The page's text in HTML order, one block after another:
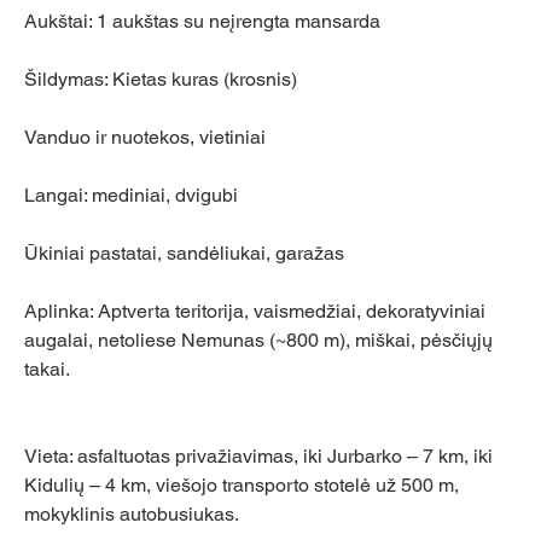
Aukštai: 1 aukštas su neįrengta mansarda
Šildymas: Kietas kuras (krosnis)
Vanduo ir nuotekos, vietiniai
Langai: mediniai, dvigubi
Ūkiniai pastatai, sandėliukai, garažas
Aplinka: Aptverta teritorija, vaismedžiai, dekoratyviniai
augalai, netoliese Nemunas (~800 m), miškai, pėsčiųjų
takai.
Vieta: asfaltuotas privažiavimas, iki Jurbarko – 7 km, iki
Kidulių – 4 km, viešojo transporto stotelė už 500 m,
mokyklinis autobusiukas.